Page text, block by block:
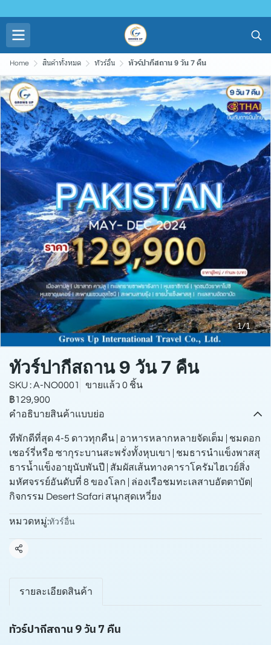
Home สินค้าทั้งหมด ทัวร์อื่น ทัวร์ปากีสถาน 9 วัน 7 คืน
1/1
ทัวร์ปากีสถาน 9 วัน 7 คืน
SKU : A-NO0001
ขายแล้ว 0 ชิ้น
฿129,900
คำอธิบายสินค้าแบบย่อ
ทีพักดีที่สุด 4-5 ดาวทุกคืน | อาหารหลากหลายจัดเต็ม | ชมดอก
เชอร์รี่หรือ ซากุระบานสะพรั่งทั้งหุบเขา | ชมธารนําแข็งพาสสุ
ธารน้ำแข็งอายุนับพันปี | สัมผัสเส้นทางคาราโครัมไฮเวย์สิ่ง
มหัศจรรย์อันดับที่ 8 ของโลก | ล่องเรือชมทะเลสาบอัตตาบัต|
กิจกรรม Desert Safari สนุกสุดเหวี่ยง
หมวดหมู่:ทัวร์อื่น
แชร์
รายละเอียดสินค้า
ทัวร์ปากีสถาน 9 วัน 7 คืน